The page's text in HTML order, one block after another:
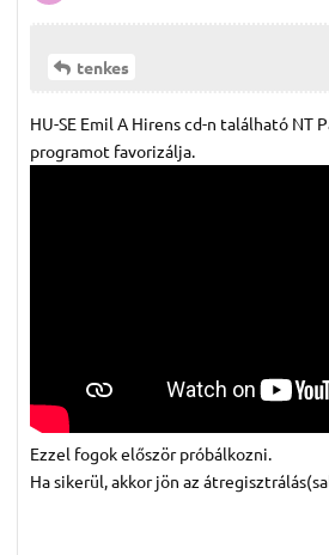
tenkes
HU-SE Emil A Hirens cd-n található NT
programot favorizálja.
Ezzel fogok először próbálkozni.
Ha sikerül, akkor jön az